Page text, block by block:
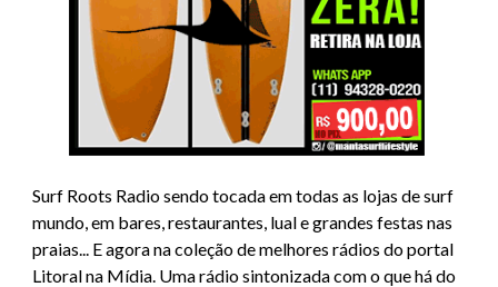
Surf Roots Radio sendo tocada em todas as lojas de surf
mundo, em bares, restaurantes, lual e grandes festas nas
praias... E agora na coleção de melhores rádios do portal
Litoral na Mídia. Uma rádio sintonizada com o que há do